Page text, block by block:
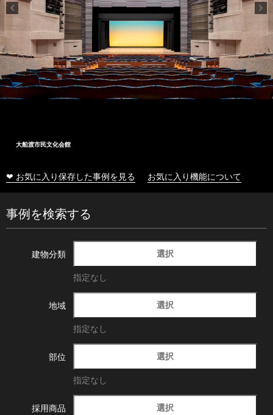
大船渡市民文化会館
❤ お気に入り保存した事例を見る お気に入り機能について
事例を検索する
建物分類 選択
指定なし
地域 選択
指定なし
部位 選択
指定なし
採用商品 選択